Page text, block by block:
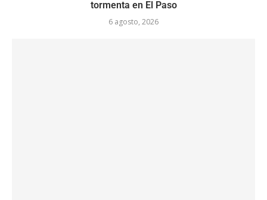
tormenta en El Paso
6 agosto, 2026